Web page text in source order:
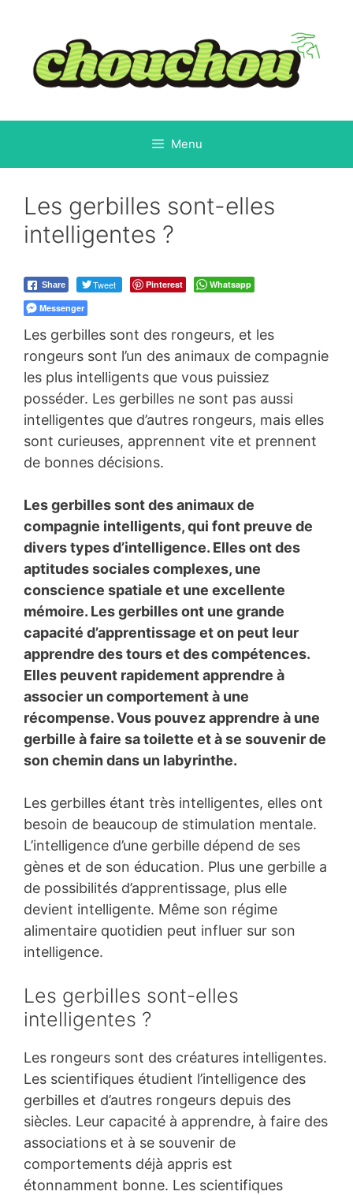
contenu
Menu
Les gerbilles sont-elles
intelligentes ?
Share Tweet Pinterest
Whatsapp
Messenger
Les gerbilles sont des rongeurs, et les
rongeurs sont l’un des animaux de compagnie
les plus intelligents que vous puissiez
posséder. Les gerbilles ne sont pas aussi
intelligentes que d’autres rongeurs, mais elles
sont curieuses, apprennent vite et prennent
de bonnes décisions.
Les gerbilles sont des animaux de
compagnie intelligents, qui font preuve de
divers types d’intelligence. Elles ont des
aptitudes sociales complexes, une
conscience spatiale et une excellente
mémoire. Les gerbilles ont une grande
capacité d’apprentissage et on peut leur
apprendre des tours et des compétences.
Elles peuvent rapidement apprendre à
associer un comportement à une
récompense. Vous pouvez apprendre à une
gerbille à faire sa toilette et à se souvenir de
son chemin dans un labyrinthe.
Les gerbilles étant très intelligentes, elles ont
besoin de beaucoup de stimulation mentale.
L’intelligence d’une gerbille dépend de ses
gènes et de son éducation. Plus une gerbille a
de possibilités d’apprentissage, plus elle
devient intelligente. Même son régime
alimentaire quotidien peut influer sur son
intelligence.
Les gerbilles sont-elles
intelligentes ?
Les rongeurs sont des créatures intelligentes.
Les scientifiques étudient l’intelligence des
gerbilles et d’autres rongeurs depuis des
siècles. Leur capacité à apprendre, à faire des
associations et à se souvenir de
comportements déjà appris est
étonnamment bonne. Les scientifiques